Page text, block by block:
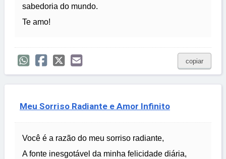
sabedoria do mundo.
Te amo!
copiar
Meu Sorriso Radiante e Amor Infinito
Você é a razão do meu sorriso radiante,
A fonte inesgotável da minha felicidade diária,